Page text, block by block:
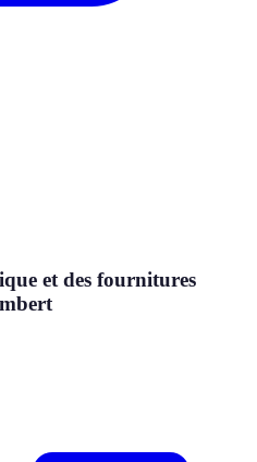
et des fournitures